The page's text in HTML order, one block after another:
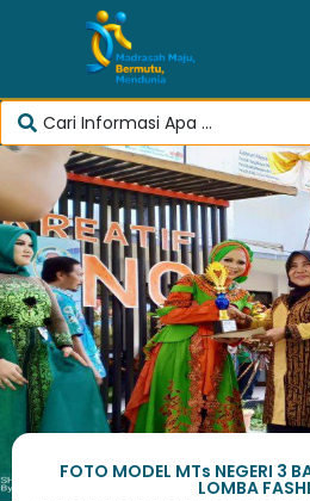
FOTO MODEL MTs NEGERI 3
LOMBA